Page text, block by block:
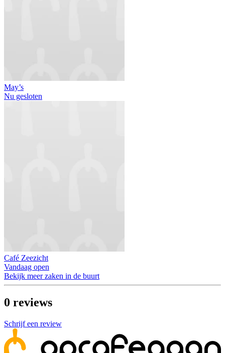
May’s
Nu gesloten
Café Zeezicht
Vandaag open
Bekijk meer zaken in de buurt
0 reviews
Schrijf een review